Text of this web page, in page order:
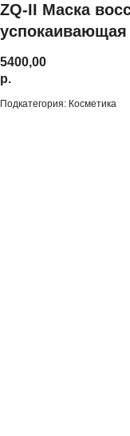
ZQ-II Маска
успокаивающая
5400,00
р.
Подкатегория: Косметика